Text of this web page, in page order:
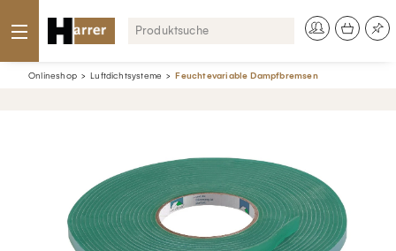
Onlineshop Luftdichtsysteme Feuchtevariable Dampfbremsen